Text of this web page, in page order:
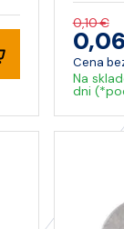
0,10 €
Cena
Na
dni